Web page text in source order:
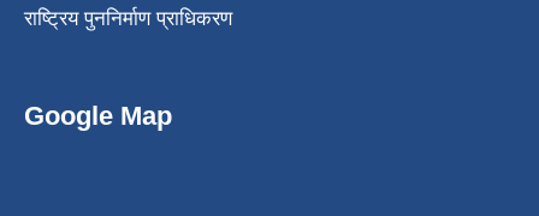
राष्ट्रिय पुननिर्माण प्राधिकरण
Google Map